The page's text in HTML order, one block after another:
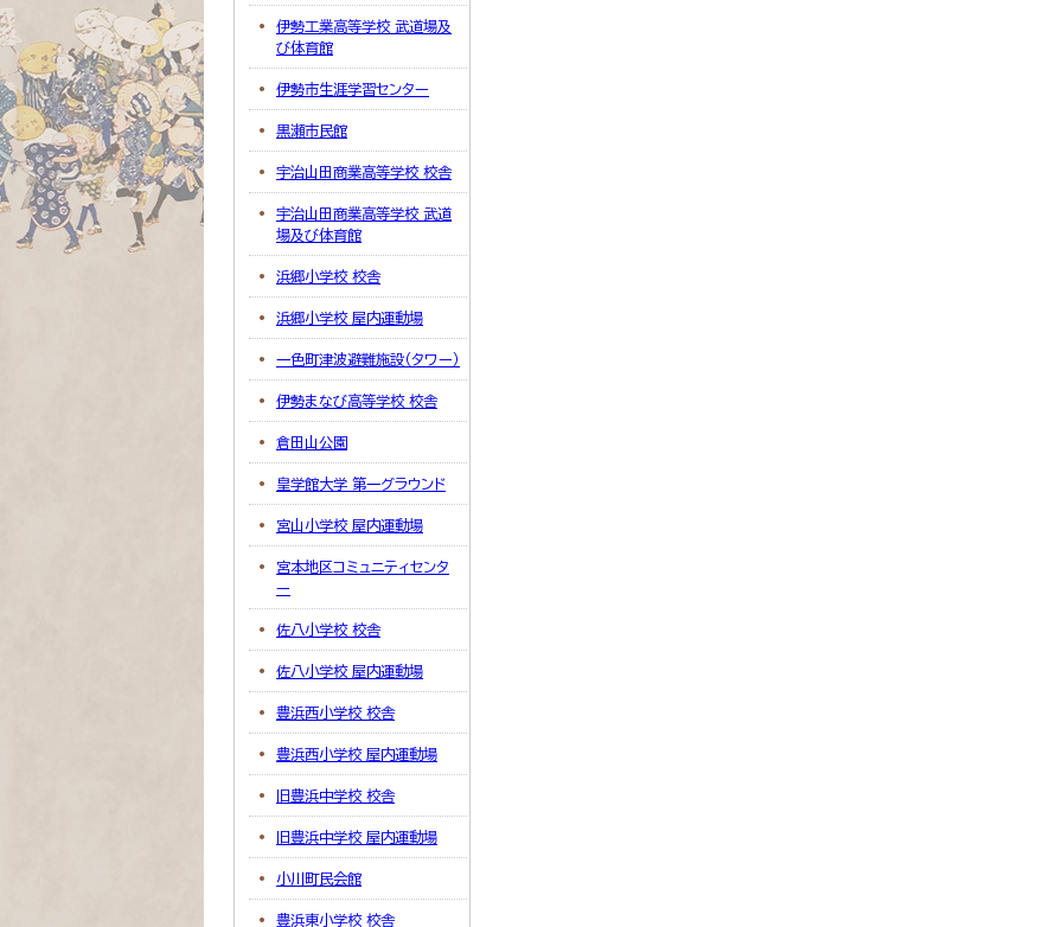
伊勢工業高等学校 武道場及
び体育館
伊勢市生涯学習センター
黒瀬市民館
宇治山田商業高等学校 校舎
宇治山田商業高等学校 武道
場及び体育館
浜郷小学校 校舎
浜郷小学校 屋内運動場
一色町津波避難施設（タワー）
伊勢まなび高等学校 校舎
倉田山公園
皇学館大学 第一グラウンド
宮山小学校 屋内運動場
宮本地区コミュニティセンタ
ー
佐八小学校 校舎
佐八小学校 屋内運動場
豊浜西小学校 校舎
豊浜西小学校 屋内運動場
旧豊浜中学校 校舎
旧豊浜中学校 屋内運動場
小川町民会館
豊浜東小学校 校舎